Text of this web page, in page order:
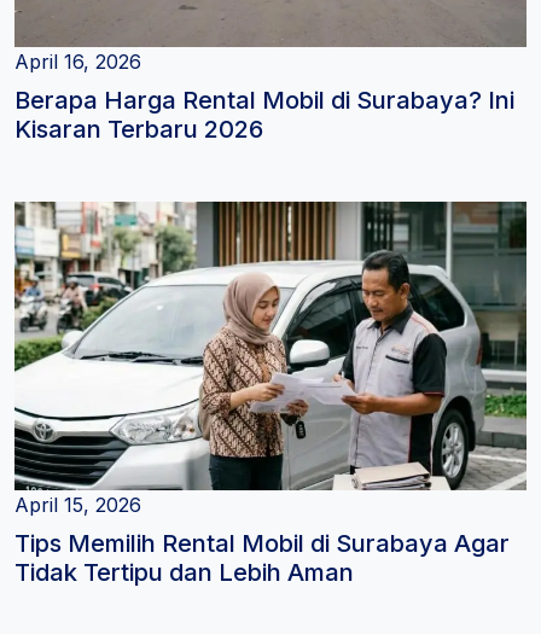
April 16, 2026
Berapa Harga Rental Mobil di Surabaya? Ini
Kisaran Terbaru 2026
April 15, 2026
Tips Memilih Rental Mobil di Surabaya Agar
Tidak Tertipu dan Lebih Aman